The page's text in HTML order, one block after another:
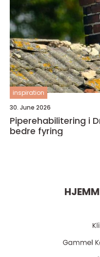
inspiration
30. June 2026
Piperehabilitering i
bedre fyring